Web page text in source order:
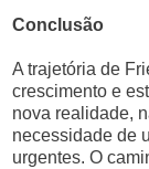
Conclusão
A trajetória de
crescimento e
nova realidade,
necessidade de
urgentes. O